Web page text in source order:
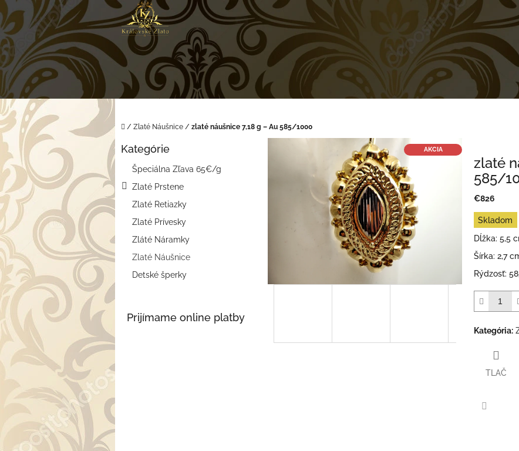
Prejsť
na
obsah
Domov
/ Zlaté Náušnice / zlaté náušnice 7,18 g – Au 585/1000
B
o
p
a
e
l
Preskočiť
Kategórie
Špeciálna Zľava 65€/g
Zlaté Prstene
Zlaté Retiazky
Zlaté Prívesky
Zláté Náramky
Zlaté Náušnice
Detské šperky
Prijímame online platby
AKCIA
zlaté
585/
€826
Jednotková
cena:
Skladom
Dĺžka: 5,5
Šírka: 2,7
Rýdzosť:
Kategória:
TLAČ